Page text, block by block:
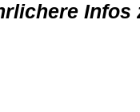
Infos